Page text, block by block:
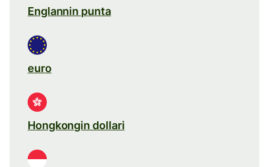
Englannin punta
euro
Hongkongin dollari